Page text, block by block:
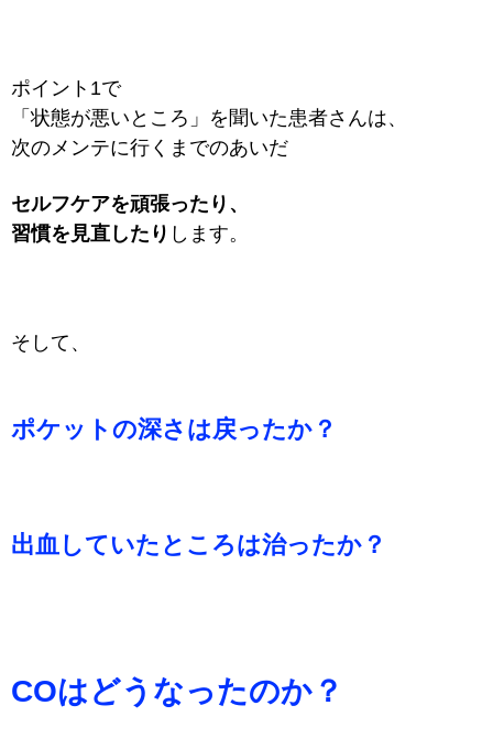
ポイント1で
「状態が悪いところ」を聞いた患者さんは、
次のメンテに行くまでのあいだ
セルフケアを頑張ったり、
習慣を見直したり します。
そして、
ポケットの深さは戻ったか？
出血していたところは治ったか？
COはどうなったのか？